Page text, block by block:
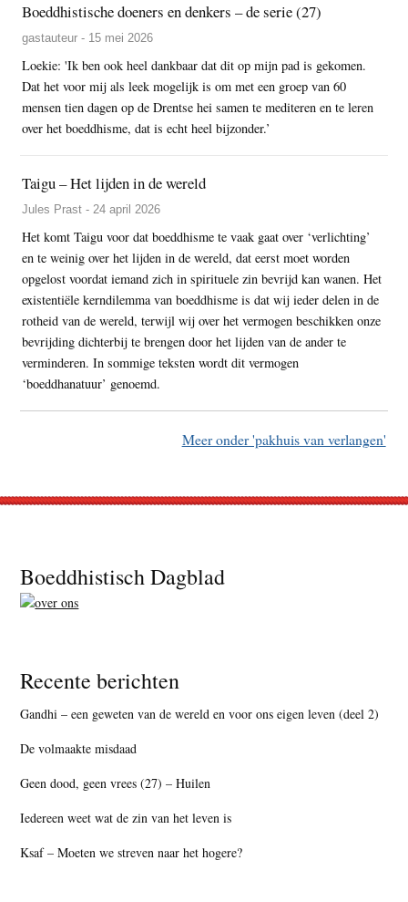
Boeddhistische doeners en denkers – de serie (27)
gastauteur - 15 mei 2026
Loekie: 'Ik ben ook heel dankbaar dat dit op mijn pad is gekomen.
Dat het voor mij als leek mogelijk is om met een groep van 60
mensen tien dagen op de Drentse hei samen te mediteren en te leren
over het boeddhisme, dat is echt heel bijzonder.’
Taigu – Het lijden in de wereld
Jules Prast - 24 april 2026
Het komt Taigu voor dat boeddhisme te vaak gaat over ‘verlichting’
en te weinig over het lijden in de wereld, dat eerst moet worden
opgelost voordat iemand zich in spirituele zin bevrijd kan wanen. Het
existentiële kerndilemma van boeddhisme is dat wij ieder delen in de
rotheid van de wereld, terwijl wij over het vermogen beschikken onze
bevrijding dichterbij te brengen door het lijden van de ander te
verminderen. In sommige teksten wordt dit vermogen
‘boeddhanatuur’ genoemd.
Meer onder 'pakhuis van verlangen'
Footer
Boeddhistisch Dagblad
Recente berichten
Gandhi – een geweten van de wereld en voor ons eigen leven (deel 2)
De volmaakte misdaad
Geen dood, geen vrees (27) – Huilen
Iedereen weet wat de zin van het leven is
Ksaf – Moeten we streven naar het hogere?